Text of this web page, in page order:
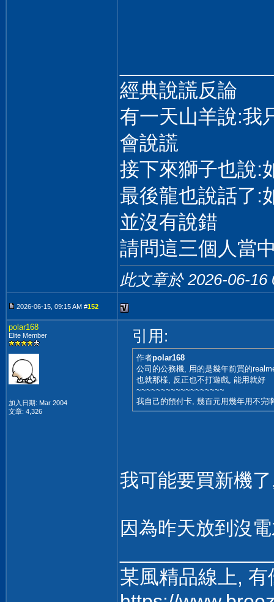
經典說謊反論
有一天山羊說:我
會說謊
接下來獅子也說:
最後龍也說話了:
並沒有說錯
請問這三個人當
此文章於 2026-06-16
2026-06-15, 09:15 AM #152
polar168
Elite Member
加入日期: Mar 2004
文章: 4,326
引用:
作者polar168
公司的公務機, 用的是幾年前買的
也就那樣, 反正也不打遊戲, 能用就好
~~~~~~~~~~~~~~~~~~
我自己的預付卡, 幾百元用幾年用不完
我可能要買新機
因為昨天放到沒
某風精品線上, 有